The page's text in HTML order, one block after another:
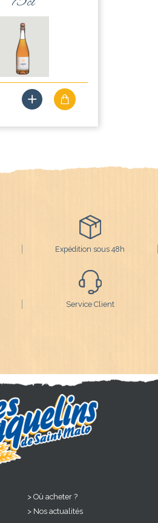
Expédition sous 48h
Service Client
Où acheter ?
Nos actualités